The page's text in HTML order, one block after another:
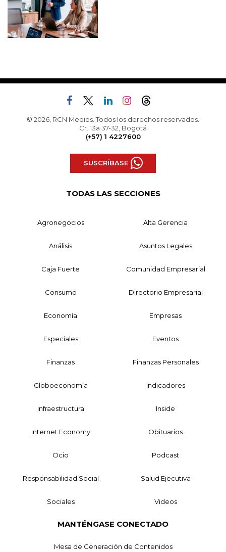
© 2026, RCN Medios. Todos los derechos reservados.
Cr. 13a 37-32, Bogotá
(+57) 1 4227600
SUSCRÍBASE
TODAS LAS SECCIONES
Agronegocios Alta Gerencia
Análisis Asuntos Legales
Caja Fuerte Comunidad Empresarial
Consumo Directorio Empresarial
Economía Empresas
Especiales Eventos
Finanzas Finanzas Personales
Globoeconomía Indicadores
Infraestructura Inside
Internet Economy Obituarios
Ocio Podcast
Responsabilidad Social Salud Ejecutiva
Sociales Videos
MANTÉNGASE CONECTADO
Mesa de Generación de Contenidos